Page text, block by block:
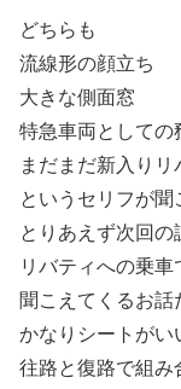
どちらも
流線形の顔立ち
大きな側面窓
特急車両としての
まだまだ新入り
というセリフが聞
とりあえず次回の
リバティへの乗車
聞こえてくるお話
かなりシートがい
往路と復路で組み